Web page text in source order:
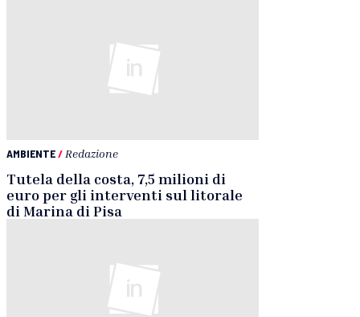
AMBIENTE/ Redazione
Tutela della costa, 7,5 milioni di
euro per gli interventi sul litorale
di Marina di Pisa